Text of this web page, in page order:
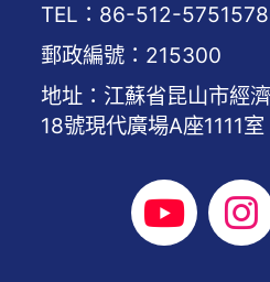
TEL：86-512-
郵政編號：215300
地址：江蘇省昆山市經
18號現代廣場A座1111室